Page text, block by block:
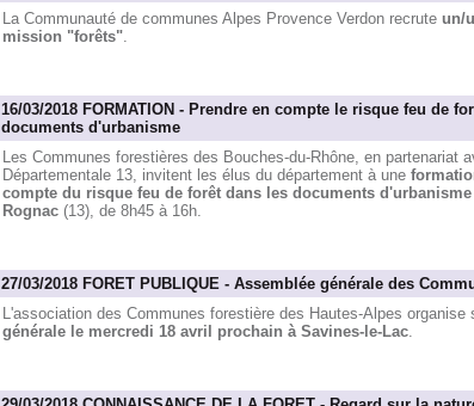
La Communauté de communes Alpes Provence Verdon recrute un/
mission "forêts".
16/03/2018 FORMATION - Prendre en compte le risque feu de
documents d'urbanisme
Les Communes forestières des Bouches-du-Rhône, en partenariat
Départementale 13, invitent les élus du département à une
compte du risque feu de forêt dans les documents d'urbanisme
Rognac(13), de 8h45 à 16h.
27/03/2018 FORET PUBLIQUE - Assemblée générale des
L'association des Communes forestière des Hautes-Alpes organise
générale le mercredi 18 avril prochain à Savines-le-Lac.